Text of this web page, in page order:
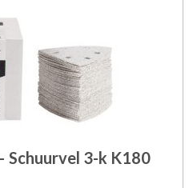
Schuurvel 3-k K180